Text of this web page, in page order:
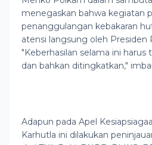
menegaskan bahwa kegiatan
penanggulangan kebakaran
atensi langsung oleh Presiden
"Keberhasilan selama ini harus
dan bahkan ditingkatkan,"
Adapun pada Apel
Karhutla ini dilakukan